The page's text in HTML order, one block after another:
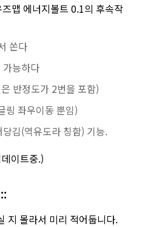
맵 에너지볼트 0.1의 후속작
쏜다
가능하다
반정도가 2번을 포함)
링 좌우이동 뿐임)
김(역유도라 칭함) 기능.
이트중.)
지 몰라서 미리 적어둡니다.